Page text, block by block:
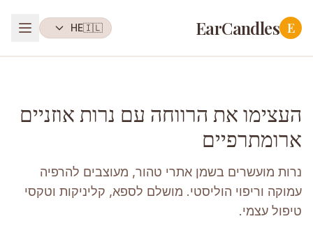
E
EarCandles
🇮🇱
HE
העצימו את הרווחה עם נרות אוזניים
ארומתרפיים
נרות מועשרים בשמן אתרי טהור, מעוצבים להרפיה
עמוקה וריפוי הוליסטי. מושלם לספא, קליניקות וטקסי
טיפול עצמי.